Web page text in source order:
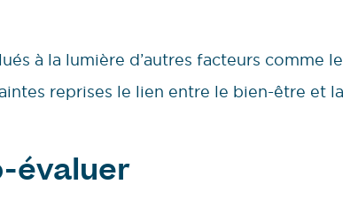
à la lumière d’autres facteurs comme le
reprises le lien entre le bien-être et la
évaluer